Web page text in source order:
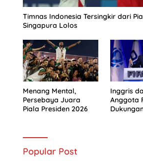
Timnas Indonesia Tersingkir dari
Singapura Lolos
Menang Mental,
Persebaya Juara
Piala Presiden 2026
Inggris
Anggota
Popular Post